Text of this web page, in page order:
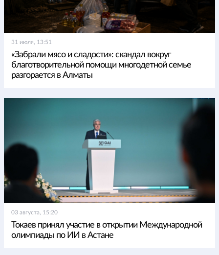
31 июля, 13:51
«Забрали мясо и сладости»: скандал вокруг
благотворительной помощи многодетной семье
разгорается в Алматы
03 августа, 15:20
Токаев принял участие в открытии Международной
олимпиады по ИИ в Астане